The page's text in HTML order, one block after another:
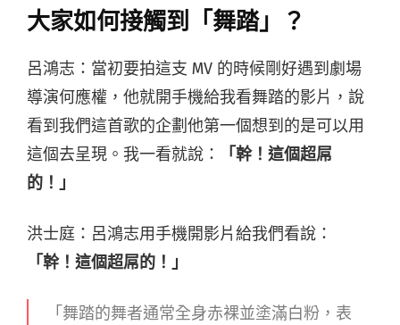
大家如何接觸到「舞踏」？
呂鴻志：當初要拍這支 MV 的時候剛好遇到劇場
導演何應權，他就開手機給我看舞踏的影片，說
看到我們這首歌的企劃他第一個想到的是可以用
這個去呈現。我一看就說：
「幹！這個超屌
的！」
洪士庭：呂鴻志用手機開影片給我們看說：
「幹！這個超屌的！」
「舞踏的舞者通常全身赤裸並塗滿白粉，表